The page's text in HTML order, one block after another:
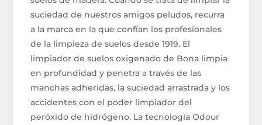
suciedad de nuestros amigos peludos, recurra
a la marca en la que confían los profesionales
de la limpieza de suelos desde 1919. El
limpiador de suelos oxigenado de Bona limpia
en profundidad y penetra a través de las
manchas adheridas, la suciedad arrastrada y los
accidentes con el poder limpiador del
peróxido de hidrógeno. La tecnología Odour